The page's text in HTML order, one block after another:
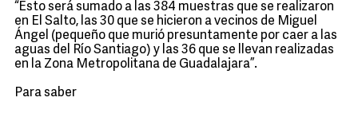
“Esto será sumado a las 384 muestras que se realizaron
en El Salto, las 30 que se hicieron a vecinos de Miguel
Ángel (pequeño que murió presuntamente por caer a las
aguas del Río Santiago) y las 36 que se llevan realizadas
en la Zona Metropolitana de Guadalajara”.
Para saber